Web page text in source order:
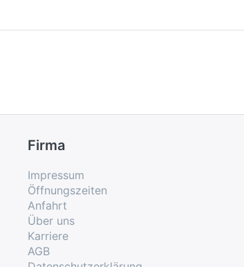
Firma
Impressum
Öffnungszeiten
Anfahrt
Über uns
Karriere
AGB